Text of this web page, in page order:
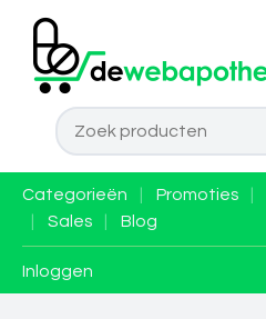
Categorieën Promoties
Sales Blog
Inloggen